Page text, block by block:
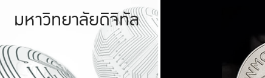
มหาวิทยาลัยรับผิดชอบต่อสังคม
ร่วมมือกับชุมชน เพื่อความกินดีอยู่ดี
และความสุขอย่างยั่งยืน
มหาวิทยาลัยดิจิทัล